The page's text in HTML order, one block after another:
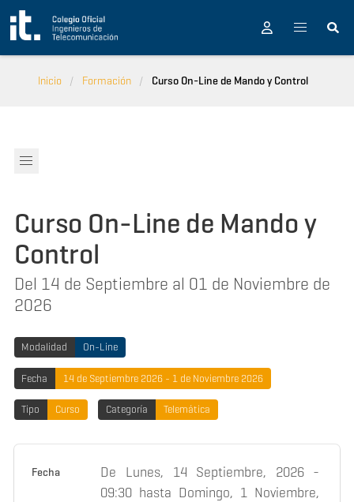
Pasar al contenido principal
Inicio Formación Curso On-Line de Mando y Control
Curso On-Line de Mando y
Control
Del 14 de Septiembre al 01 de Noviembre de
2026
Modalidad On-Line
Fecha 14 de Septiembre 2026 - 1 de Noviembre 2026
Tipo Curso Categoría Telemática
Fecha De Lunes, 14 Septiembre, 2026 -
09:30 hasta Domingo, 1 Noviembre,